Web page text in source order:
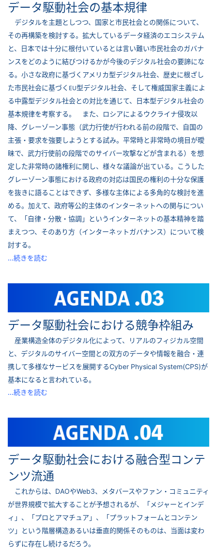
データ駆動社会の基本規律
デジタルを主題としつつ、国家と市民社会との関係について、
その再構築を検討する。拡大しているデータ経済のエコシステム
と、日本では十分に根付いているとは言い難い市民社会のガバナ
ンスをどのように結びつけるかが今後のデジタル社会の要諦にな
る。小さな政府に基づくアメリカ型デジタル社会、歴史に根ざし
た市民社会に基づくEU型デジタル社会、そして権威国家主義によ
る中露型デジタル社会との対比を通じて、日本型デジタル社会の
基本規律を考察する。 また、ロシアによるウクライナ侵攻以
降、グレーゾーン事態（武力行使が行われる前の段階で、自国の
主張・要求を強要しようとする試み。平常時と非常時の境目が曖
昧で、武力行使前の段階でのサイバー攻撃などが含まれる）を想
定した非常時の諸権利に関し、様々な議論が出ている。こうした
グレーゾーン事態における政府の対応は国民の権利の十分な保護
を抜きに語ることはできず、多様な主体による多角的な検討を進
める。加えて、政府等公的主体のインターネットへの関与につい
て、「自律・分散・協調」というインターネットの基本精神を踏
まえつつ、そのあり方（インターネットガバナンス）について検
討する。
...続きを読む
データ駆動社会における競争枠組み
産業構造全体のデジタル化によって、リアルのフィジカル空間
と、デジタルのサイバー空間との双方のデータや情報を融合・連
携して多様なサービスを展開するCyber Physical System(CPS)が
基本になると言われている。
...続きを読む
データ駆動社会における融合型コンテ
ンツ流通
これからは、DAOやWeb3、メタバースやファン・コミュニティ
が世界規模で拡大することが予想されるが、「メジャーとインデ
ィ」、「プロとアマチュア」、「プラットフォームとコンテン
ツ」という階層構造あるいは垂直的関係そのものは、当面は変わ
らずに存在し続けるだろう。